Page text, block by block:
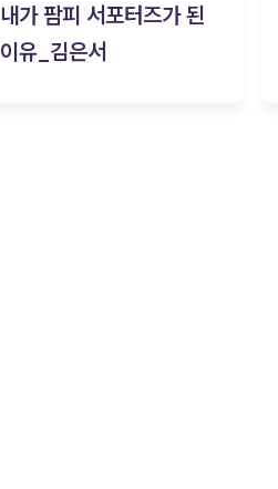
내가 팜피 서포터즈가 된
이유_김은서